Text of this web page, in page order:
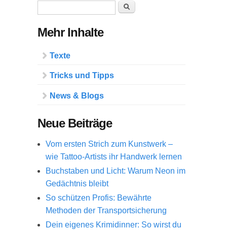
Suche
Mehr Inhalte
Texte
Tricks und Tipps
News & Blogs
Neue Beiträge
Vom ersten Strich zum Kunstwerk –
wie Tattoo-Artists ihr Handwerk lernen
Buchstaben und Licht: Warum Neon im
Gedächtnis bleibt
So schützen Profis: Bewährte
Methoden der Transportsicherung
Dein eigenes Krimidinner: So wirst du